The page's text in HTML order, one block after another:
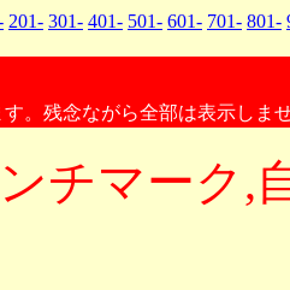
201- 301- 401- 501- 601- 701- 801-
す。残念ながら全部は表示しま
チマーク,